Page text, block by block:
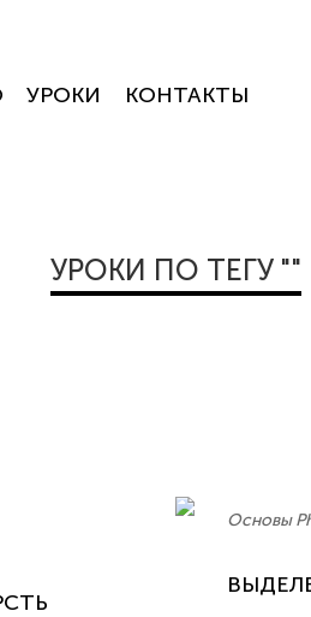
УРОКИ КОНТАКТЫ
УРОКИ ПО ТЕГУ ""
Основы